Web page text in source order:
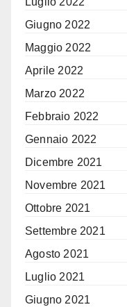
Giugno 2022
Maggio 2022
Aprile 2022
Marzo 2022
Febbraio 2022
Gennaio 2022
Dicembre 2021
Novembre 2021
Ottobre 2021
Settembre 2021
Agosto 2021
Luglio 2021
Giugno 2021